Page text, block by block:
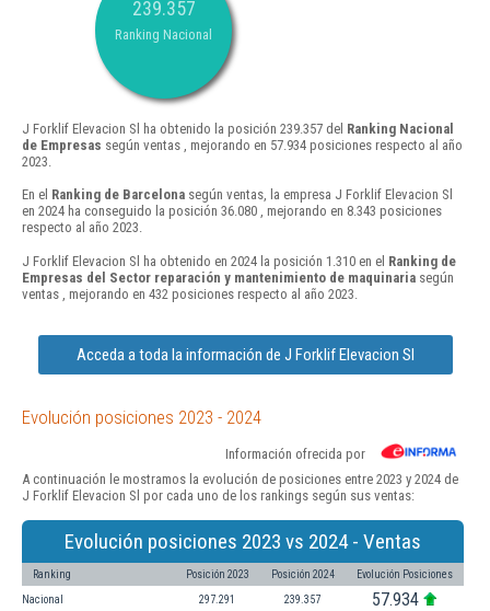
239.357
Ranking Nacional
J Forklif Elevacion Sl ha obtenido la posición 239.357 del Ranking Nacional
de Empresas según ventas , mejorando en 57.934 posiciones respecto al año
2023.
En el Ranking de Barcelona según ventas, la empresa J Forklif Elevacion Sl
en 2024 ha conseguido la posición 36.080 , mejorando en 8.343 posiciones
respecto al año 2023.
J Forklif Elevacion Sl ha obtenido en 2024 la posición 1.310 en el Ranking de
Empresas del Sector reparación y mantenimiento de maquinaria según
ventas , mejorando en 432 posiciones respecto al año 2023.
Acceda a toda la información de J Forklif Elevacion Sl
Evolución posiciones 2023 - 2024
Información ofrecida por
A continuación le mostramos la evolución de posiciones entre 2023 y 2024 de
J Forklif Elevacion Sl por cada uno de los rankings según sus ventas:
Evolución posiciones 2023 vs 2024 - Ventas
Ranking Posición 2023 Posición 2024 Evolución Posiciones
Nacional 297.291 239.357 57.934